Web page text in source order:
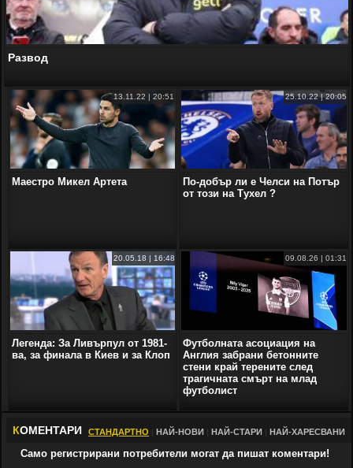
Развод
13.11.22 | 20:51
Маестро Микел Артета
25.10.22 | 20:05
По-добър ли е Челси на Потър
от този на Тухел ?
20.05.18 | 16:48
Легенда: За Ливърпул от 1981-
ва, за финала в Киев и за Клоп
09.08.26 | 01:31
Футболната асоциация на
Англия забрани бетонните
стени край терените след
трагичната смърт на млад
футболист
КОМЕНТАРИ СТАНДАРТНО НАЙ-НОВИ НАЙ-СТАРИ НАЙ-ХАРЕСВАНИ
Само регистрирани потребители могат да пишат коментари!